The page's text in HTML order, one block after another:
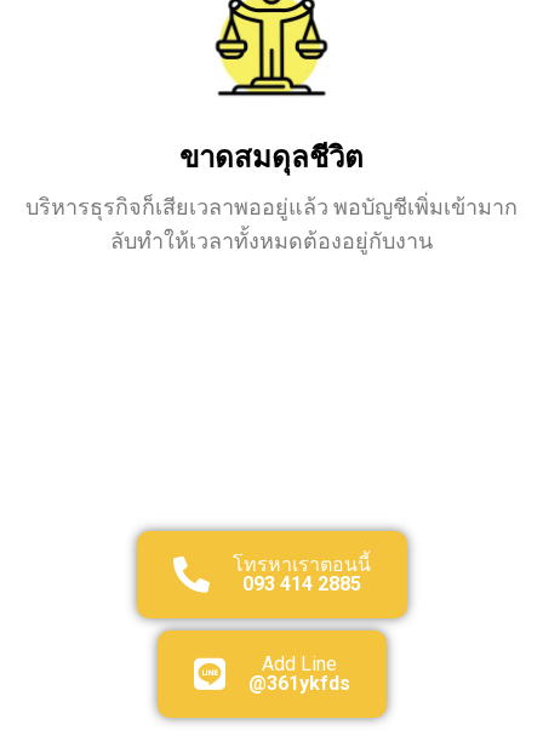
ขาดสมดุลชีวิต
บริหารธุรกิจก็เสียเวลาพออยู่แล้ว พอบัญชีเพิ่มเข้ามาก
ลับทำให้เวลาทั้งหมดต้องอยู่กับงาน
โทรหาเราตอนนี้
093 414 2885
Add Line
@361ykfds